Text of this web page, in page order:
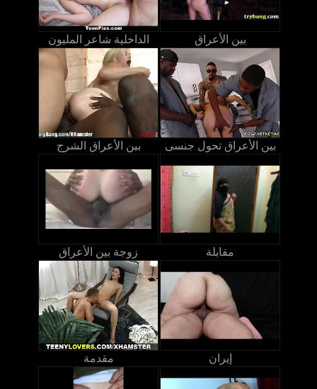
الداخلية شاعر المليون بين الأعراق
بين الأعراق الشرج بين الأعراق تحول جنسى
زوجة بين الأعراق مقابلة
مقدمة إيران